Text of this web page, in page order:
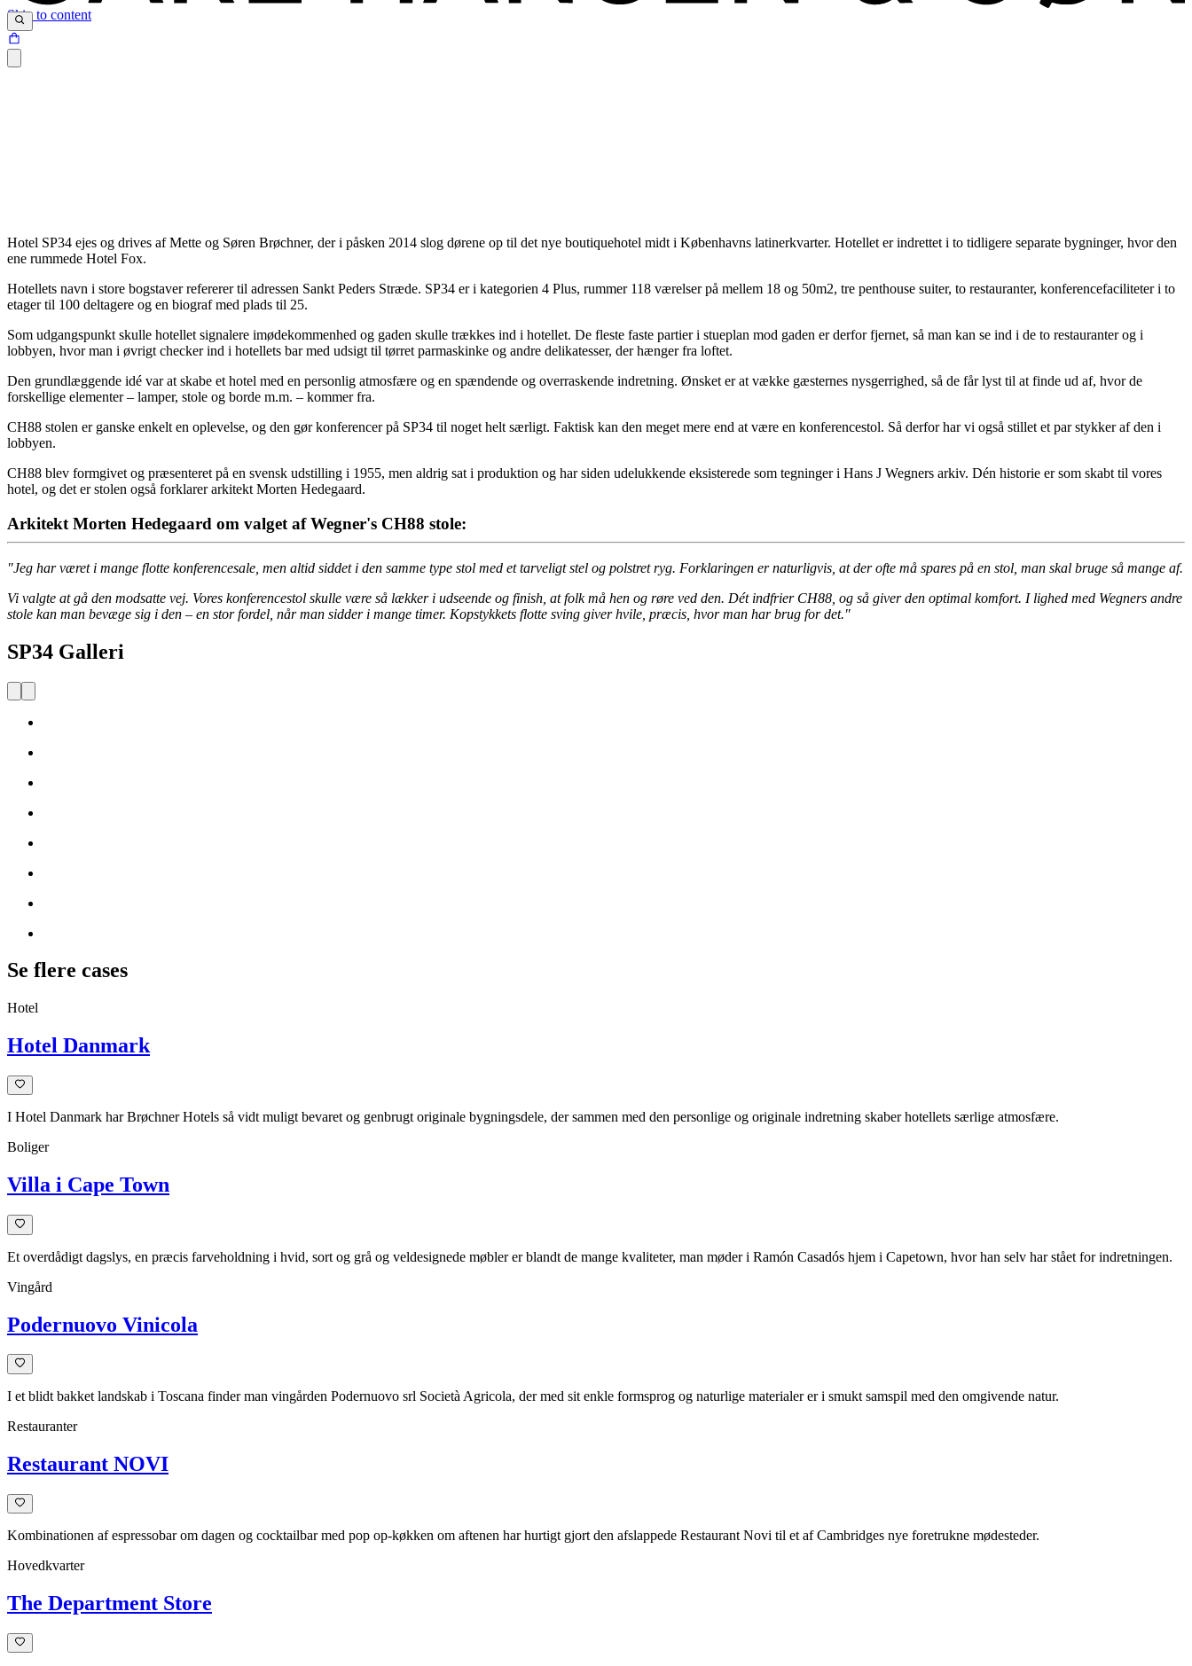
Skip to content
Hotel SP34 ejes og drives af Mette og Søren Brøchner, der i påsken 2014 slog dørene op til det nye boutiquehotel midt i Københavns latinerkvarter. Hotellet er indrettet i to tidligere separate bygninger, hvor den
ene rummede Hotel Fox.
Hotellets navn i store bogstaver refererer til adressen Sankt Peders Stræde. SP34 er i kategorien 4 Plus, rummer 118 værelser på mellem 18 og 50m2, tre penthouse suiter, to restauranter, konferencefaciliteter i to
etager til 100 deltagere og en biograf med plads til 25.
Som udgangspunkt skulle hotellet signalere imødekommenhed og gaden skulle trækkes ind i hotellet. De fleste faste partier i stueplan mod gaden er derfor fjernet, så man kan se ind i de to restauranter og i
lobbyen, hvor man i øvrigt checker ind i hotellets bar med udsigt til tørret parmaskinke og andre delikatesser, der hænger fra loftet.
Den grundlæggende idé var at skabe et hotel med en personlig atmosfære og en spændende og overraskende indretning. Ønsket er at vække gæsternes nysgerrighed, så de får lyst til at finde ud af, hvor de
forskellige elementer – lamper, stole og borde m.m. – kommer fra.
CH88 stolen er ganske enkelt en oplevelse, og den gør konferencer på SP34 til noget helt særligt. Faktisk kan den meget mere end at være en konferencestol. Så derfor har vi også stillet et par stykker af den i
lobbyen.
CH88 blev formgivet og præsenteret på en svensk udstilling i 1955, men aldrig sat i produktion og har siden udelukkende eksisterede som tegninger i Hans J Wegners arkiv. Dén historie er som skabt til vores
hotel, og det er stolen også forklarer arkitekt Morten Hedegaard.
Arkitekt Morten Hedegaard om valget af Wegner's CH88 stole:
"Jeg har været i mange flotte konferencesale, men altid siddet i den samme type stol med et tarveligt stel og polstret ryg. Forklaringen er naturligvis, at der ofte må spares på en stol, man skal bruge så mange af.
Vi valgte at gå den modsatte vej. Vores konferencestol skulle være så lækker i udseende og finish, at folk må hen og røre ved den. Dét indfrier CH88, og så giver den optimal komfort. I lighed med Wegners andre
stole kan man bevæge sig i den – en stor fordel, når man sidder i mange timer. Kopstykkets flotte sving giver hvile, præcis, hvor man har brug for det."
SP34 Galleri
Se flere cases
Hotel
Hotel Danmark
I Hotel Danmark har Brøchner Hotels så vidt muligt bevaret og genbrugt originale bygningsdele, der sammen med den personlige og originale indretning skaber hotellets særlige atmosfære.
Boliger
Villa i Cape Town
Et overdådigt dagslys, en præcis farveholdning i hvid, sort og grå og veldesignede møbler er blandt de mange kvaliteter, man møder i Ramón Casadós hjem i Capetown, hvor han selv har stået for indretningen.
Vingård
Podernuovo Vinicola
I et blidt bakket landskab i Toscana finder man vingården Podernuovo srl Società Agricola, der med sit enkle formsprog og naturlige materialer er i smukt samspil med den omgivende natur.
Restauranter
Restaurant NOVI
Kombinationen af espressobar om dagen og cocktailbar med pop op-køkken om aftenen har hurtigt gjort den afslappede Restaurant Novi til et af Cambridges nye foretrukne mødesteder.
Hovedkvarter
The Department Store